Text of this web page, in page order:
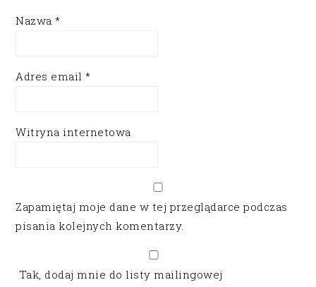
Nazwa*
Adres email*
Witryna internetowa
Zapamiętaj moje dane w tej przeglądarce podczas
pisania kolejnych komentarzy.
Tak, dodaj mnie do listy mailingowej